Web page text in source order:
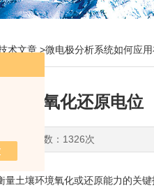
术文章 >微电极分析系统如何应用在土
的氧化还原电位
点击次数：1326次
量土壤环境氧化或还原能力的关